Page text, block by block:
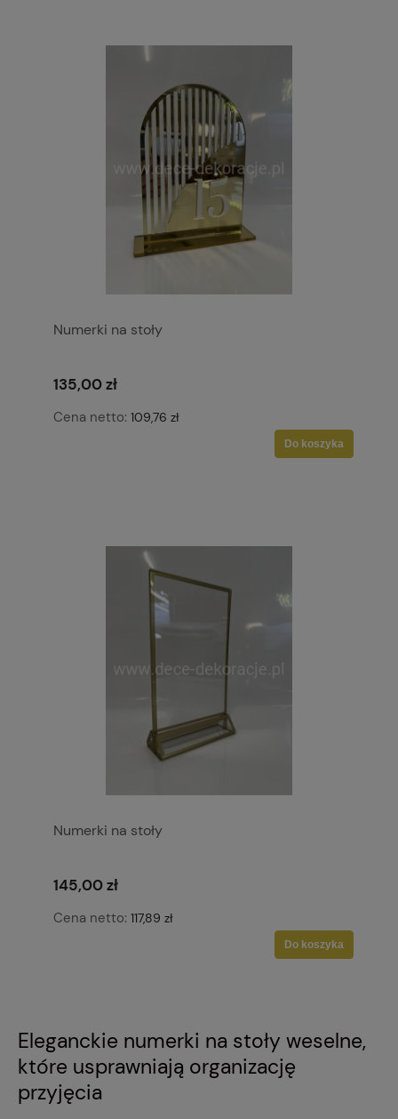
Numerki na stoły
135,00 zł
Cena netto: 109,76 zł
Do koszyka
Numerki na stoły
145,00 zł
Cena netto: 117,89 zł
Do koszyka
Eleganckie numerki na stoły weselne,
które usprawniają organizację
przyjęcia